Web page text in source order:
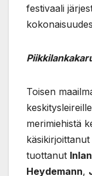
festivaali
Toisen
merimiehistä
käsikirjoittanut
tuottanut
Heydemann,